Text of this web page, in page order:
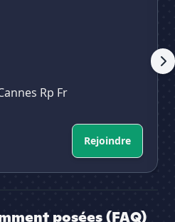
Rp Fr
Rejoindre
posées (FAQ)